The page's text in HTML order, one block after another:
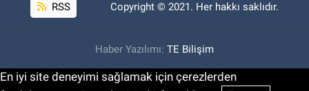
RSS Copyright © 2021. Her hakkı saklıdır.
Haber Yazılımı: TE Bilişim
En iyi site deneyimi sağlamak için çerezlerden